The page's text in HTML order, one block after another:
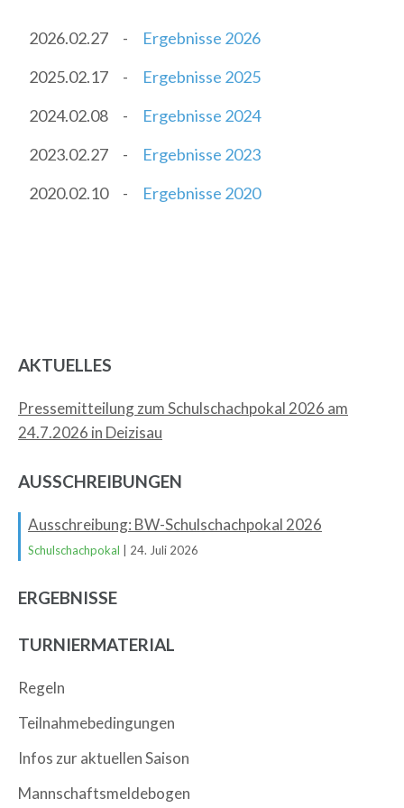
2026.02.27 -
Ergebnisse 2026
2025.02.17
-
Ergebnisse 2025
2024.02.08
-
Ergebnisse 2024
2023.02.27
-
Ergebnisse 2023
2020.02.10
- Ergebnisse 2020
AKTUELLES
Pressemitteilung zum Schulschachpokal 2026 am
24.7.2026 in Deizisau
AUSSCHREIBUNGEN
Ausschreibung: BW-Schulschachpokal 2026
Schulschachpokal | 24. Juli 2026
ERGEBNISSE
TURNIERMATERIAL
Regeln
Teilnahmebedingungen
Infos zur aktuellen Saison
Mannschaftsmeldebogen